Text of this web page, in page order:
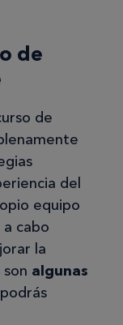
de
de
del
equipo
cabo
la
algunas